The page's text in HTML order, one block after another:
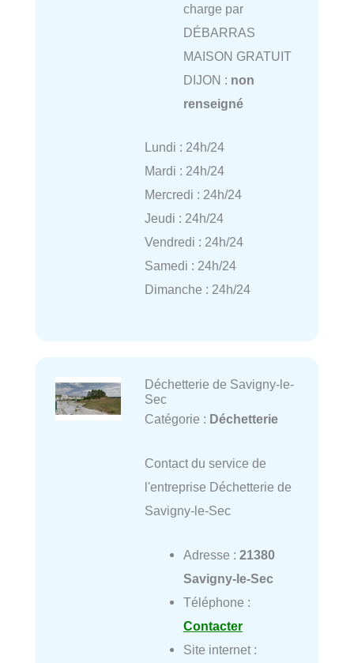
charge par
DÉBARRAS
MAISON GRATUIT
DIJON : non
renseigné
Lundi : 24h/24
Mardi : 24h/24
Mercredi : 24h/24
Jeudi : 24h/24
Vendredi : 24h/24
Samedi : 24h/24
Dimanche : 24h/24
Déchetterie de Savigny-le-
Sec
Catégorie : Déchetterie
Contact du service de
l'entreprise Déchetterie de
Savigny-le-Sec
Adresse : 21380
Savigny-le-Sec
Téléphone :
Contacter
Site internet :